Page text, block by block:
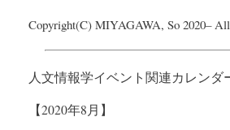
Copyright(C) MIYAGAWA, So 2020–
人文情報学イベント関連カレンダ
【2020年8月】